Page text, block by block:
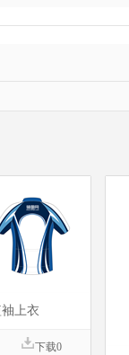
上衣
下载0